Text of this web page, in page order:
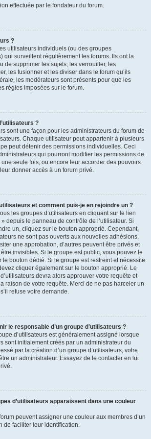
effectuée par le fondateur du forum.
?
utilisateurs individuels (ou des groupes
qui surveillent régulièrement les forums. Ils ont la
de supprimer les sujets, les verrouiller, les
les fusionner et les diviser dans le forum qu’ils
les modérateurs sont présents pour que les
règles imposées sur le forum.
?
sont une façon pour les administrateurs du forum de
Chaque utilisateur peut appartenir à plusieurs
peut détenir des permissions individuelles. Ceci
qui pourront modifier les permissions de
seule fois, ou encore leur accorder des pouvoirs
donner accès à un forum privé.
et comment puis-je en rejoindre un ?
les groupes d’utilisateurs en cliquant sur le lien
depuis le panneau de contrôle de l’utilisateur. Si
un, cliquez sur le bouton approprié. Cependant,
ne sont pas ouverts aux nouvelles adhésions.
une approbation, d’autres peuvent être privés et
invisibles. Si le groupe est public, vous pouvez le
bouton dédié. Si le groupe est restreint et nécessite
cliquer également sur le bouton approprié. Le
devra alors approuver votre requête et
raison de votre requête. Merci de ne pas harceler un
refuse votre demande.
le responsable d’un groupe d’utilisateurs ?
d’utilisateurs est généralement assigné lorsque
sont initialement créés par un administrateur du
par la création d’un groupe d’utilisateurs, votre
un administrateur. Essayez de le contacter en lui
d’utilisateurs apparaissent dans une couleur
peuvent assigner une couleur aux membres d’un
de faciliter leur identification.